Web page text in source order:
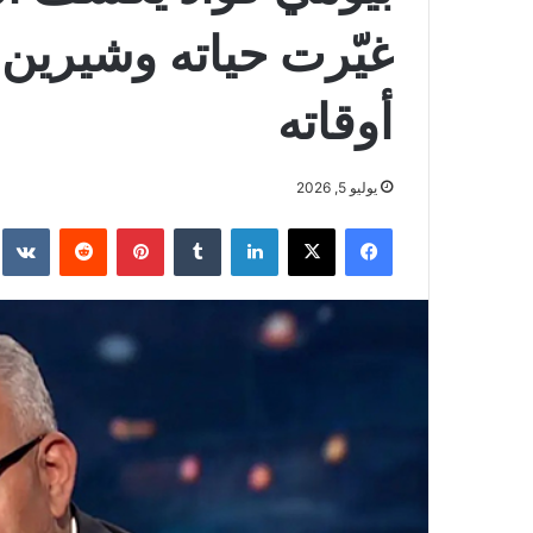
غيّرت حياته
أوقاته
يوليو 5, 2026
فيسبوك ‫X لينكدإن بينتيريست